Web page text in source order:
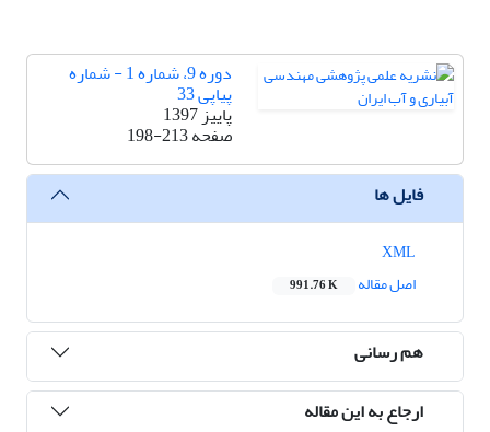
دوره 9، شماره 1 - شماره
پیاپی 33
پاییز 1397
صفحه198-213
فایل ها
اصل مقاله
991.76 K
هم رسانی
ارجاع به این مقاله